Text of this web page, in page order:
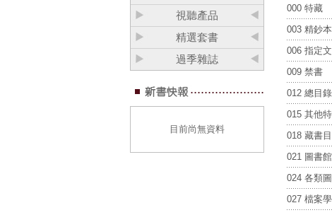
視聽產品
精選套書
過季雜誌
目前尚無資料
000 特藏
003 精鈔
006 指定
009 禁書
012 總目錄
015 其他
018 藏書
021 圖書
024 各類
027 檔案